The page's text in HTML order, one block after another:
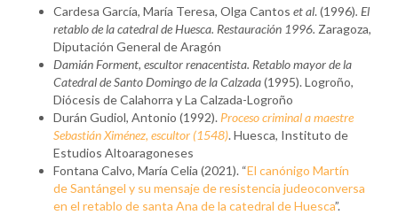
Cardesa García, María Teresa, Olga Cantos et al. (1996). El
retablo de la catedral de Huesca. Restauración 1996. Zaragoza,
Diputación General de Aragón
Damián Forment, escultor renacentista. Retablo mayor de la
Catedral de Santo Domingo de la Calzada(1995). Logroño,
Diócesis de Calahorra y La Calzada-Logroño
Durán Gudiol, Antonio (1992). Proceso criminal a maestre
Sebastián Ximénez, escultor (1548). Huesca, Instituto de
Estudios Altoaragoneses
Fontana Calvo, María Celia (2021). “El canónigo Martín
de Santángel y su mensaje de resistencia judeoconversa
en el retablo de santa Ana de la catedral de Huesca”.